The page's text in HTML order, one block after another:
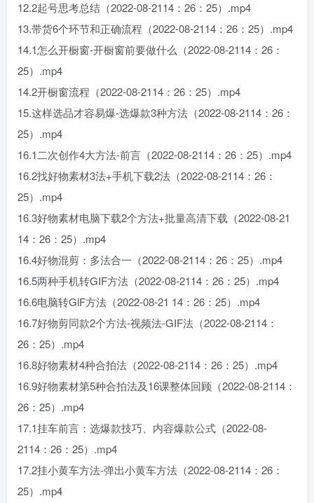
12.2起号思考总结（2022-08-2114：26：25）.mp4
13.带货6个环节和正确流程（2022-08-2114：26：25）.mp4
14.1怎么开橱窗-开橱窗前要做什么（2022-08-2114：26：
25）.mp4
14.2开橱窗流程（2022-08-2114：26：25）.mp4
15.这样选品才容易爆-选爆款3种方法（2022-08-2114：26：
25）.mp4
16.1二次创作4大方法-前言（2022-08-2114：26：25）.mp4
16.2找好物素材3法+手机下载2法（2022-08-2114：26：
25）.mp4
16.3好物素材电脑下载2个方法+批量高清下载（2022-08-21
14：26：25）.mp4
16.4好物混剪：多法合一（2022-08-2114：26：25）.mp4
16.5两种手机转GIF方法（2022-08-2114：26：25）.mp4
16.6电脑转GlF方法（2022-08-21 14：26：25）.mp4
16.7好物剪同款2个方法-视频法-GIF法（2022-08-2114：
26：25）.mp4
16.8好物素材4种合拍法（2022-08-2114：26：25）.mp4
16.9好物素材第5种合拍法及16课整体回顾（2022-08-2114：
26：25）.mp4
17.1挂车前言：选爆款技巧、内容爆款公式（2022-08-
2114：26：25）.mp4
17.2挂小黄车方法-弹出小黄车方法（2022-08-2114：26：
25）.mp4